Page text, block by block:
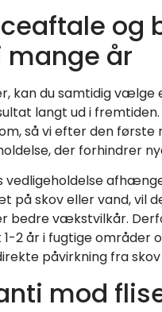
og
år
kan du samtidig vælge
langt ud i
så vi efter den første
der forhindrer
vedligeholdelse
på skov eller vand, vil
bedre vækstvilkår.
2 år i fugtige områder
påvirkning fra skov
mod